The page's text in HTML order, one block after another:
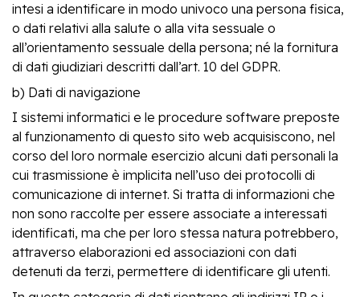
intesi a identificare in modo univoco una persona fisica,
o dati relativi alla salute o alla vita sessuale o
all’orientamento sessuale della persona; né la fornitura
di dati giudiziari descritti dall’art. 10 del GDPR.
b) Dati di navigazione
I sistemi informatici e le procedure software preposte
al funzionamento di questo sito web acquisiscono, nel
corso del loro normale esercizio alcuni dati personali la
cui trasmissione è implicita nell’uso dei protocolli di
comunicazione di internet. Si tratta di informazioni che
non sono raccolte per essere associate a interessati
identificati, ma che per loro stessa natura potrebbero,
attraverso elaborazioni ed associazioni con dati
detenuti da terzi, permettere di identificare gli utenti.